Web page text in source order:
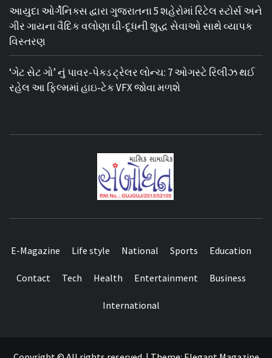
આયુદા ઓર્ગેનિક્સ દ્વારા ગુજરાતના 5 શહેરોમાં રિટેલ સ્ટોર્સ અને
ગીર ગાયના વૈદિક વલોણા ઘી-દૂધની શુદ્ધ સેવાઓ સાથે વ્યાપક
વિસ્તરણ
‘ગેટ સેટ ગો’ નું પાવર-પેક્ડ ટ્રેલર લોન્ચ: 7 ઓગસ્ટે રિલીઝ થઈ
રહેલ આ ફિલ્મમાં હાઇ-ટેક VFX જોવા મળશે
E-Magazine Life style National Sports Education
Contact Tech Health Entertainment Business
International